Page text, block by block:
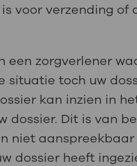
voor verzending of
zorgverlener
toch uw
kan inzien in
dossier. Dit is van
niet aanspreekbaar
dossier heeft